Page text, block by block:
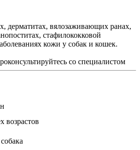
дерматитах, вялозаживающих ранах,
стафилококковой
кожи у собак и кошек.
со специалистом
возрастов